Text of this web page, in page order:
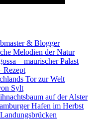
& Blogger
Melodien der Natur
– maurischer Palast
Rezept
Tor zur Welt
Sylt
auf der Alster
Hafen im Herbst